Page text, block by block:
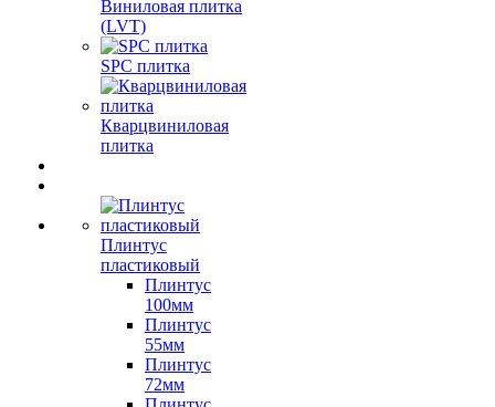
Виниловая плитка
(LVT)
SPC плитка
Кварцвиниловая
плитка
Плинтус
пластиковый
Плинтус
100мм
Плинтус
55мм
Плинтус
72мм